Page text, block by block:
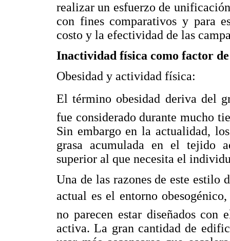
realizar un esfuerzo de
con fines comparativos y para
costo y la efectividad de las
Inactividad física como factor
Obesidad y actividad física:
El término obesidad deriva del
fue considerado durante mucho
Sin embargo en la actualidad,
grasa acumulada en el tejido
superior al que necesita el
Una de las razones de este estilo
actual es el entorno
no parecen estar diseñados con
activa. La gran cantidad de